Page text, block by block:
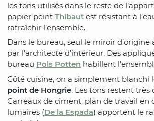
les tons utilisés dans le reste de
papier peint Thibaut est résistant à
rafraîchir l’ensemble.
Dans le bureau, seul le miroir d’origine
par l’architecte d’intérieur. Des
bureau Pols Potten habillent
Côté cuisine, on a simplement blanchi
point de Hongrie. Les tons restent très
Carreaux de ciment, plan de travail en
lumaires (De la Espada) apportent le